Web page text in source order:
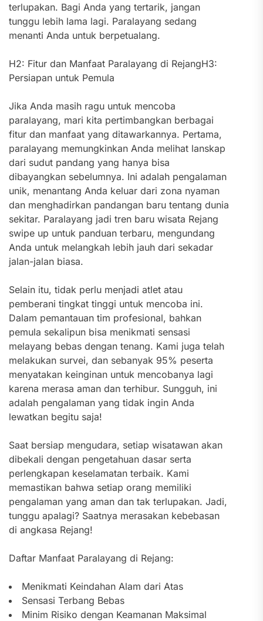
terlupakan. Bagi Anda yang tertarik, jangan
tunggu lebih lama lagi. Paralayang sedang
menanti Anda untuk berpetualang.
H2: Fitur dan Manfaat Paralayang di RejangH3:
Persiapan untuk Pemula
Jika Anda masih ragu untuk mencoba
paralayang, mari kita pertimbangkan berbagai
fitur dan manfaat yang ditawarkannya. Pertama,
paralayang memungkinkan Anda melihat lanskap
dari sudut pandang yang hanya bisa
dibayangkan sebelumnya. Ini adalah pengalaman
unik, menantang Anda keluar dari zona nyaman
dan menghadirkan pandangan baru tentang dunia
sekitar. Paralayang jadi tren baru wisata Rejang
swipe up untuk panduan terbaru, mengundang
Anda untuk melangkah lebih jauh dari sekadar
jalan-jalan biasa.
Selain itu, tidak perlu menjadi atlet atau
pemberani tingkat tinggi untuk mencoba ini.
Dalam pemantauan tim profesional, bahkan
pemula sekalipun bisa menikmati sensasi
melayang bebas dengan tenang. Kami juga telah
melakukan survei, dan sebanyak 95% peserta
menyatakan keinginan untuk mencobanya lagi
karena merasa aman dan terhibur. Sungguh, ini
adalah pengalaman yang tidak ingin Anda
lewatkan begitu saja!
Saat bersiap mengudara, setiap wisatawan akan
dibekali dengan pengetahuan dasar serta
perlengkapan keselamatan terbaik. Kami
memastikan bahwa setiap orang memiliki
pengalaman yang aman dan tak terlupakan. Jadi,
tunggu apalagi? Saatnya merasakan kebebasan
di angkasa Rejang!
Daftar Manfaat Paralayang di Rejang:
Menikmati Keindahan Alam dari Atas
Sensasi Terbang Bebas
Minim Risiko dengan Keamanan Maksimal